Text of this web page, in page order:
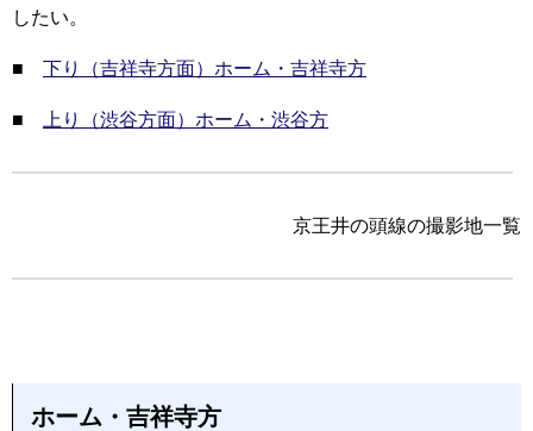
したい。
■ 下り（吉祥寺方面）ホーム・吉祥寺方
■ 上り（渋谷方面）ホーム・渋谷方
京王井の頭線の撮影地一覧
ホーム・吉祥寺方